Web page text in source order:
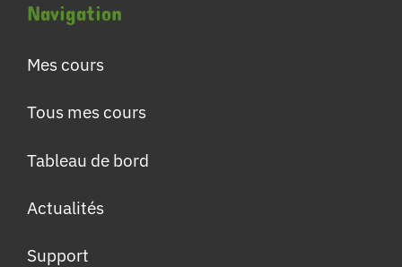
Navigation
Mes cours
Tous mes cours
Tableau de bord
Actualités
Support